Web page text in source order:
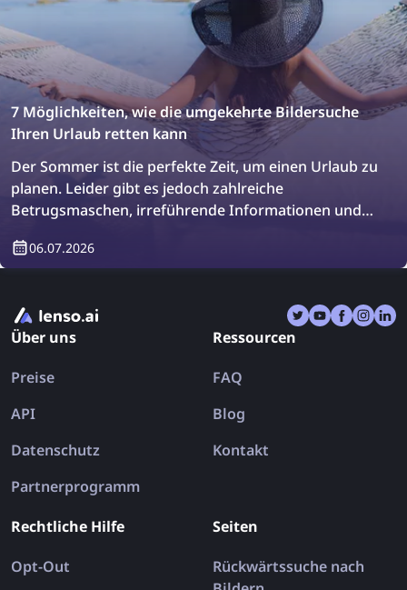
7 Möglichkeiten, wie die umgekehrte Bildersuche
Ihren Urlaub retten kann
Der Sommer ist die perfekte Zeit, um einen Urlaub zu
planen. Leider gibt es jedoch zahlreiche
Betrugsmaschen, irreführende Informationen und
Richtung führen können. Am Ende kommen Sie
umgekehrte Bildersuche Ihren Urlaub ein für alle
Mal retten kann!
06.07.2026
Über uns
Preise
API
Datenschutz
Partnerprogramm
Ressourcen
FAQ
Blog
Kontakt
Rechtliche Hilfe
Opt-Out
Seiten
Rückwärtssuche nach